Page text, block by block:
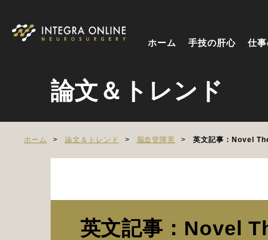
ホーム 手技の肝心 仕
論文＆トレンド
ホーム 論文＆トレンド 脳血管障害 英文記事：Novel
英文記事：Novel